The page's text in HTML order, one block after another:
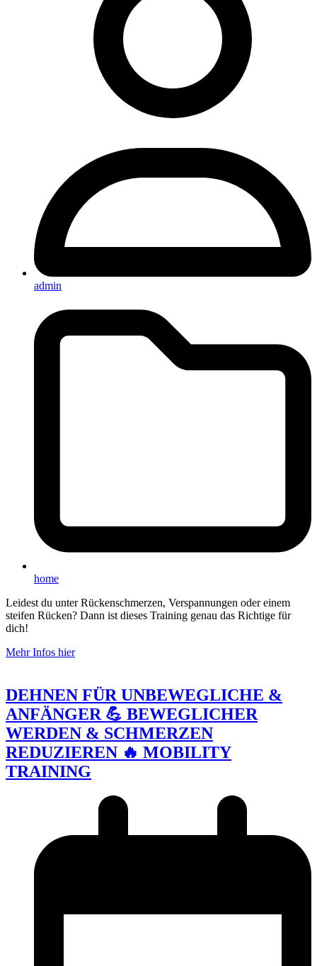
admin
home
Leidest du unter Rückenschmerzen, Verspannungen oder einem
steifen Rücken? Dann ist dieses Training genau das Richtige für
dich!
Mehr Infos hier
DEHNEN FÜR UNBEWEGLICHE &
ANFÄNGER 💪 BEWEGLICHER
WERDEN & SCHMERZEN
REDUZIEREN 🔥 MOBILITY
TRAINING